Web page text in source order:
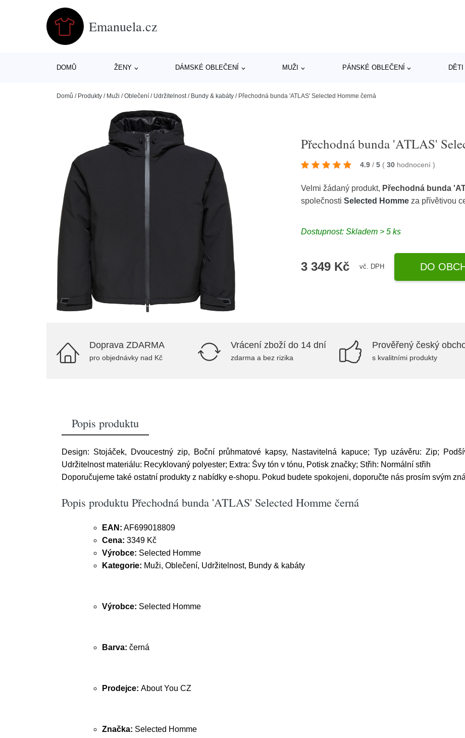
Emanuela.cz
DOMŮ ŽENY DÁMSKÉ OBLEČENÍ MUŽI PÁNSKÉ OBLEČENÍ DĚTI
Domů / Produkty / Muži /Oblečení / Udržitelnost/ Bundy & kabáty / Přechodná bunda 'ATLAS' Selected Homme černá
Přechodná bunda 'ATLAS'
4.9 / 5 ( 30 hodnocení)
Velmi žádaný produkt, Přechodná bunda
společnostiSelected Homme za přívětivou
Dostupnost: Skladem > 5 ks
3 349 Kč vč. DPH DO
Doprava ZDARMA
pro objednávky nad Kč
Vrácení zboží do 14 dní
zdarma a bez rizika
Prověřený český
s kvalitními produkty
Popis produktu
Design: Stojáček, Dvoucestný zip, Boční průhmatové kapsy, Nastavitelná kapuce; Typ uzávěru: Zip;
Udržitelnost materiálu: Recyklovaný polyester; Extra: Švy tón v tónu, Potisk značky; Střih: Normální střih
Doporučujeme také ostatní produkty z nabídky e-shopu. Pokud budete spokojeni, doporučte nás prosím svým
Popis produktu Přechodná bunda 'ATLAS' Selected Homme černá
EAN: AF699018809
Cena: 3349 Kč
Výrobce: Selected Homme
Kategorie: Muži, Oblečení, Udržitelnost, Bundy & kabáty
Výrobce: Selected Homme
Barva: černá
Prodejce: About You CZ
Značka: Selected Homme